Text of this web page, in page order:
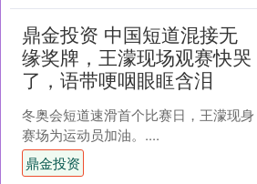
鼎金投资 中国短道混接无
缘奖牌，王濛现场观赛快哭
了，语带哽咽眼眶含泪
冬奥会短道速滑首个比赛日，王濛现身
赛场为运动员加油。....
鼎金投资